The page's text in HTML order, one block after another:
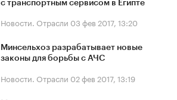
с транспортным сервисом в Египте
Новости. Отрасли 03 фев 2017, 13:20
Минсельхоз разрабатывает новые
законы для борьбы с АЧС
Новости. Отрасли 02 фев 2017, 13:19